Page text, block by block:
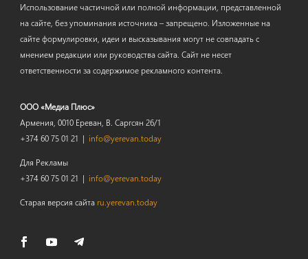
Использование частичной или полной информации, представленной
на сайте, без упоминания источника – запрещено. Изложенные на
сайте формулировки, идеи и высказывания могут не совпадать с
мнением редакции или руководства сайта. Сайт не несет
ответственности за содержимое рекламного контента.
ООО «Медиа Плюс»
Армения, 0010 Ереван, В. Саргсян 26/1
+374 60 75 01 21 | info@yerevan.today
Для Рекламы
+374 60 75 01 21 | info@yerevan.today
Старая версия сайта ru.yerevan.today